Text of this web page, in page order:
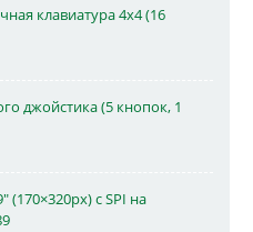
клавиатура 4x4 (16
джойстика (5 кнопок, 1
(170×320px) с SPI на